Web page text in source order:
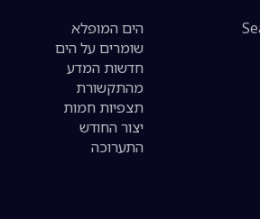
הים המופלא
שומרים על הים
חדשות המדע
מהתקשורת
תצפיות חמות
יצור החודש
התערוכה